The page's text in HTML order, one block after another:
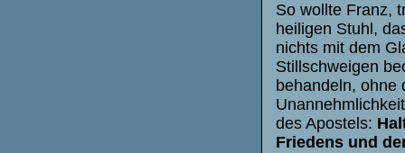
So wollte Franz,
heiligen Stuhl,
nichts mit dem
Stillschweigen
behandeln, ohne
des Apostels:
Friedens und